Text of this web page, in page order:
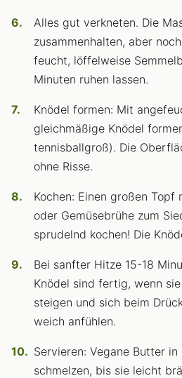
Alles gut verkneten. Die
zusammenhalten, aber
feucht, löffelweise
Minuten ruhen lassen.
Knödel formen: Mit
gleichmäßige Knödel
tennisballgroß). Die
ohne Risse.
Kochen: Einen großen Topf
oder Gemüsebrühe zum
sprudelnd kochen! Die
Bei sanfter Hitze 15-18
Knödel sind fertig, wenn
steigen und sich beim
weich anfühlen.
Servieren: Vegane Butter in
schmelzen, bis sie leicht